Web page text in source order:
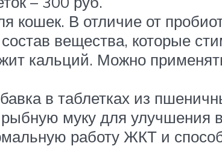
кошек. В отличие от
вещества, которые
кальций. Можно
в таблетках из
муку для улучшения
работу ЖКТ и